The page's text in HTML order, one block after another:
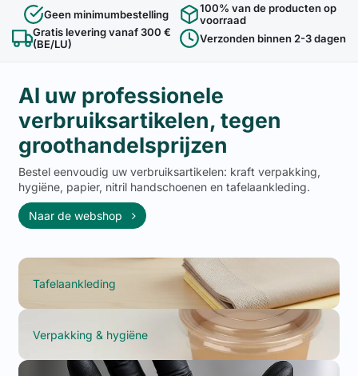
Geen minimumbestelling
100% van de producten op
voorraad
Gratis levering vanaf 300 €
(BE/LU)
Verzonden binnen 2-3 dagen
Al uw professionele
verbruiksartikelen, tegen
groothandelsprijzen
Bestel eenvoudig uw verbruiksartikelen: kraft verpakking,
hygiëne, papier, nitril handschoenen en tafelaankleding.
Naar de webshop
Tafelaankleding
Verpakking & hygiëne